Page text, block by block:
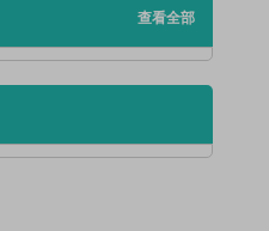
查看全部